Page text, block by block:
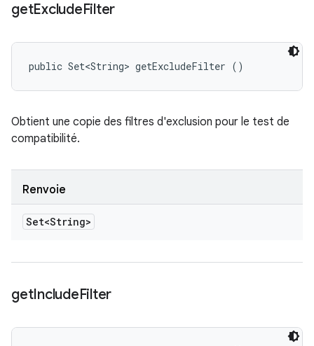
getExcludeFilter
public Set<String> getExcludeFilter ()
Obtient une copie des filtres d'exclusion pour le test de
compatibilité.
Renvoie
Set<String>
getIncludeFilter